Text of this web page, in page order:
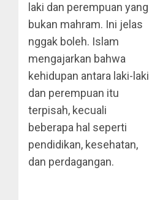
laki dan perempuan yang
bukan mahram. Ini jelas
nggak boleh. Islam
mengajarkan bahwa
kehidupan antara laki-laki
dan perempuan itu
terpisah, kecuali
beberapa hal seperti
pendidikan, kesehatan,
dan perdagangan.